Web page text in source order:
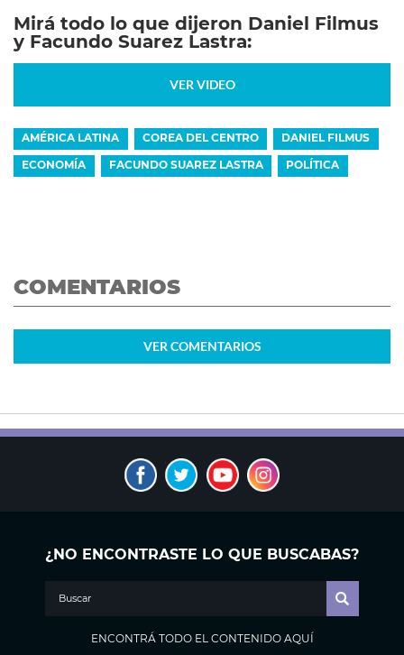
Mirá todo lo que dijeron Daniel Filmus
y Facundo Suarez Lastra:
VER VIDEO
AMÉRICA LATINA COREA DEL CENTRO DANIEL FILMUS
ECONOMÍA FACUNDO SUAREZ LASTRA POLÍTICA
COMENTARIOS
VER COMENTARIOS
¿NO ENCONTRASTE LO QUE BUSCABAS?
ENCONTRÁ TODO EL CONTENIDO AQUÍ